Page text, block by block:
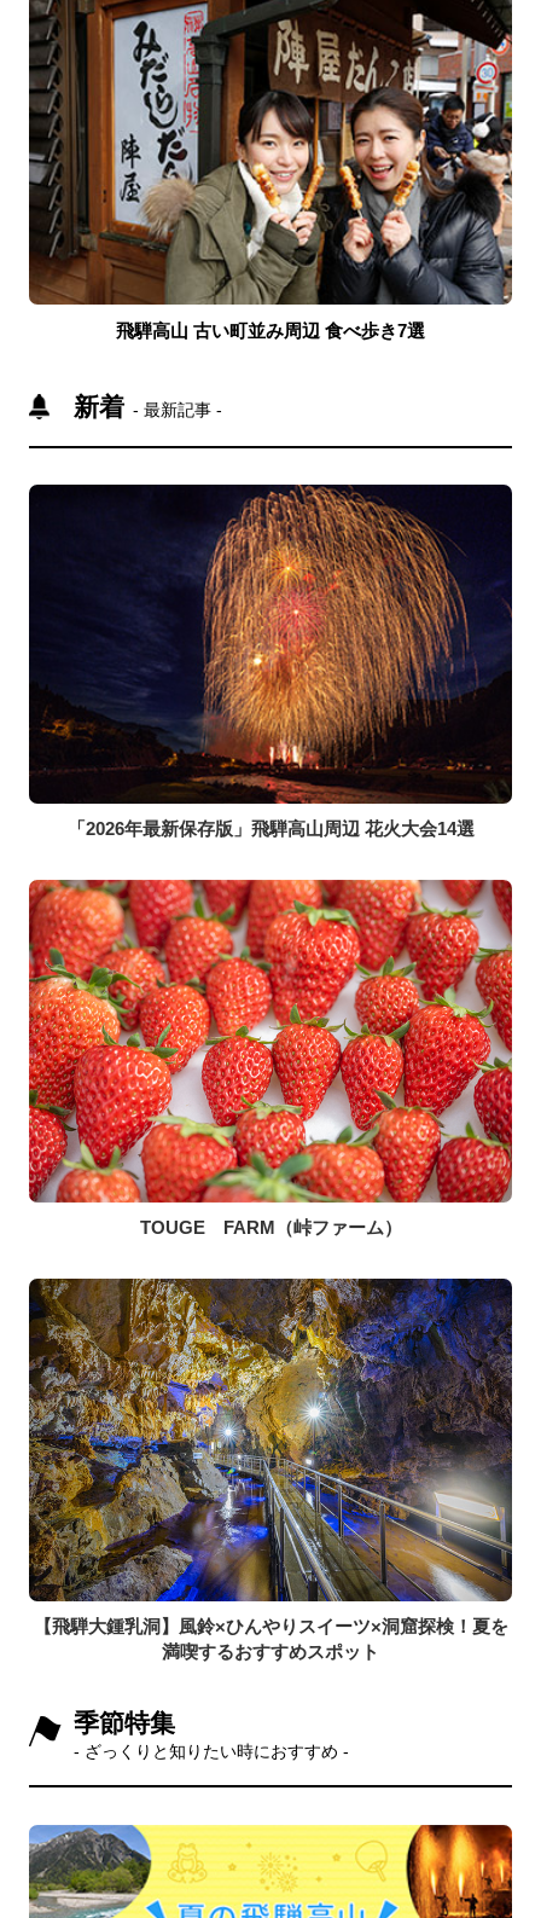
飛騨高山 古い町並み周辺 食べ歩き7選
新着 - 最新記事 -
「2026年最新保存版」飛騨高山周辺 花火大会14選
TOUGE FARM（峠ファーム）
【飛騨大鍾乳洞】風鈴×ひんやりスイーツ×洞窟探検！夏を
満喫するおすすめスポット
季節特集
- ざっくりと知りたい時におすすめ -